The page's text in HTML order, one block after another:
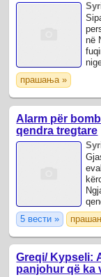
në
прашања »
Alarm për
qendra tregtare
5 вести »
Greqi/ Kypseli:
panjohur që ka